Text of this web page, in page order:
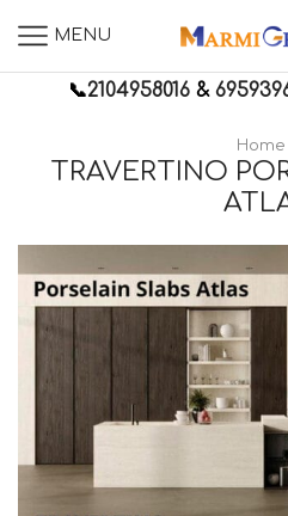
MENU
📞2104958016 &
Home
TRAVERTINO